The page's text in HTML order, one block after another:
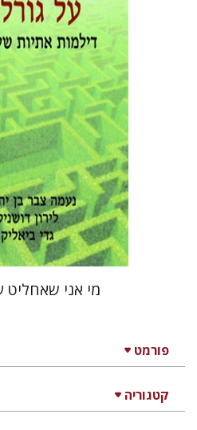
פורמט
קטגוריה
גדי ביאליק
הנחת אתר ספר
$28
מי אני שאחליט